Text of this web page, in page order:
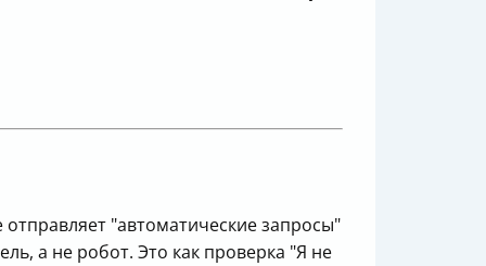
"автоматические запросы"
а не робот. Это как проверка "Я не